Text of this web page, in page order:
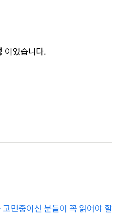
이었습니다.
민중이신 분들이 꼭 읽어야 할